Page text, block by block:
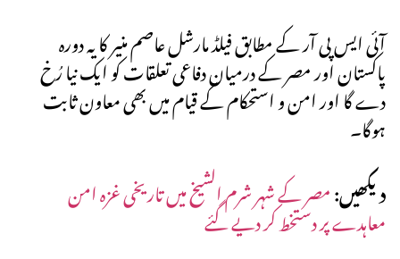
آئی ایس پی آر کے مطابق فیلڈ مارشل عاصم منیر کا یہ دورہ
پاکستان اور مصر کے درمیان دفاعی تعلقات کو ایک نیا رُخ
دے گا اور امن و استحکام کے قیام میں بھی معاون ثابت
ہوگا۔
دیکھیں:مصر کے شہر شرم الشیخ میں تاریخی غزہ امن
معاہدے پر دستخط کر دیے گئے